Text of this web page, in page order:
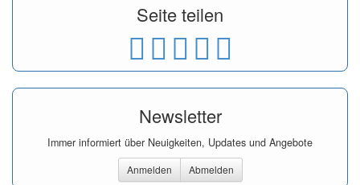
Seite teilen
Newsletter
Immer informiert über Neuigkeiten, Updates und Angebote
Anmelden Abmelden